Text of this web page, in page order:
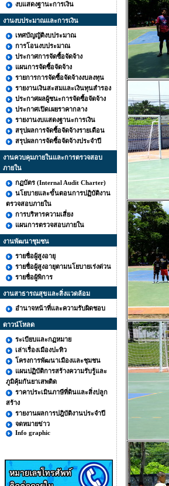
งบแสดงฐานะการเงิน
งานงบประมาณและการเงิน
เทศบัญญัติงบประมาณ
การโอนงบประมาณ
ประกาศการจัดซื้อจัดจ้าง
แผนการจัดซื้อจัดจ้าง
รายการการจัดซื้อจัดจ้างงบลงทุน
รายงานเงินสะสมและเงินทุนสำรอง
ประกาศผลผู้ชนะการจัดซื้อจัดจ้าง
ประกาศเปิดเผยราคากลาง
รายงานงบแสดงฐานะการเงิน
สรุปผลการจัดซื้อจัดจ้างรายเดือน
สรุปผลการจัดซื้อจัดจ้างประจำปี
งานควบคุมภายในและการตรวจสอบ
ภายใน
กฏบัตร (Internal Audit Charter)
นโยบายและขั้นตอนการปฏิบัติงาน
ตรวจสอบภายใน
การบริหารความเสี่ยง
แผนการตรวจสอบภายใน
งานพัฒนาชุมชน
รายชื่อผู้สูงอายุ
รายชื่อผู้สูงอายุตามนโยบายเร่งด่วน
รายชื่อผู้พิการ
งานสาธารณสุขและสิ่งแวดล้อม
อำนาจหน้าที่และความรับผิดชอบ
ดาวน์โหลด
ระเบียบและกฏหมาย
เล่าเรื่องเมืองปะทิว
โครงการพัฒนาเมืองและชุมชน
แผนปฏิบัติการสร้างความรับรู้และ
ภูมิคุ้มกันยาเสพติด
ราคาประเมินภาษีที่ดินและสิ่งปลูก
สร้าง
รายงานผลการปฎิบัติงานประจำปี
จดหมายข่าว
Info graphic